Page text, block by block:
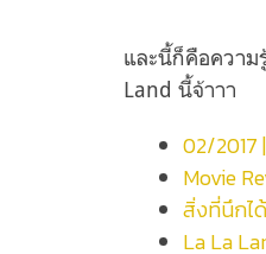
และนี้ก็คือความ
Land นี้จ้าาา
02/2017
Movie
สิ่งที่นึกไ
La La